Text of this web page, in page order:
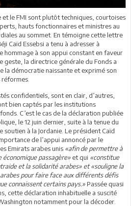
et le FMI sont plutôt techniques, courtoises
hauts fonctionnaires et ministres au
au sommet. En témoigne cette lettre
Caïd Essebsi a tenu à adresser à
hommage à son appui constant en faveur
geste, la directrice générale du Fonds a
la démocratie naissante et exprimé son
confidentiels, sont en clair, d’autres,
bien captés par les institutions
C’est le cas de la déclaration publiée
le 12 juin dernier, suite à la tenue du
soutien à la Jordanie. Le président Caïd
de l’appui annoncé par le
Emirats arabes unis «afin de permettre à
économique passagère» et qui «constitue
et la solidarité arabes» et «souligne la
arabes pour faire face aux différents défis
connaissent certains pays.»Passée quasi
cette déclaration inhabituelle a suscité
notamment pour la décoder.